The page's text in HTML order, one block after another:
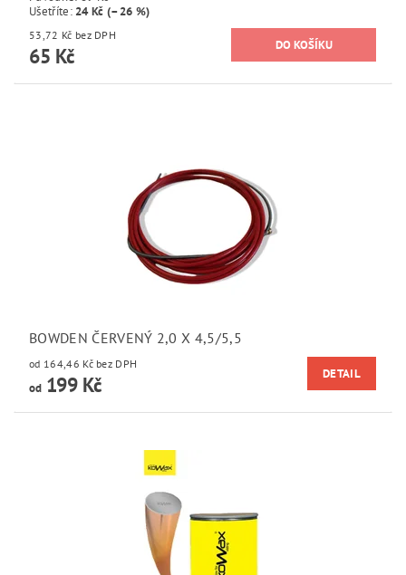
Ušetříte: 24 Kč (–26 %)
53,72 Kč bez DPH
65 Kč
BOWDEN ČERVENÝ 2,0 X 4,5/5,5
od 164,46 Kč bez DPH
od199 Kč DETAIL